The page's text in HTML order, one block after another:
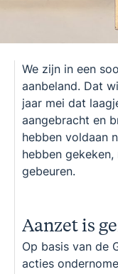
We zijn in een
aanbeland. Dat
jaar mei dat
aangebracht en
hebben voldaan
hebben
gebeuren.
Aanzet is
Op basis van de
acties